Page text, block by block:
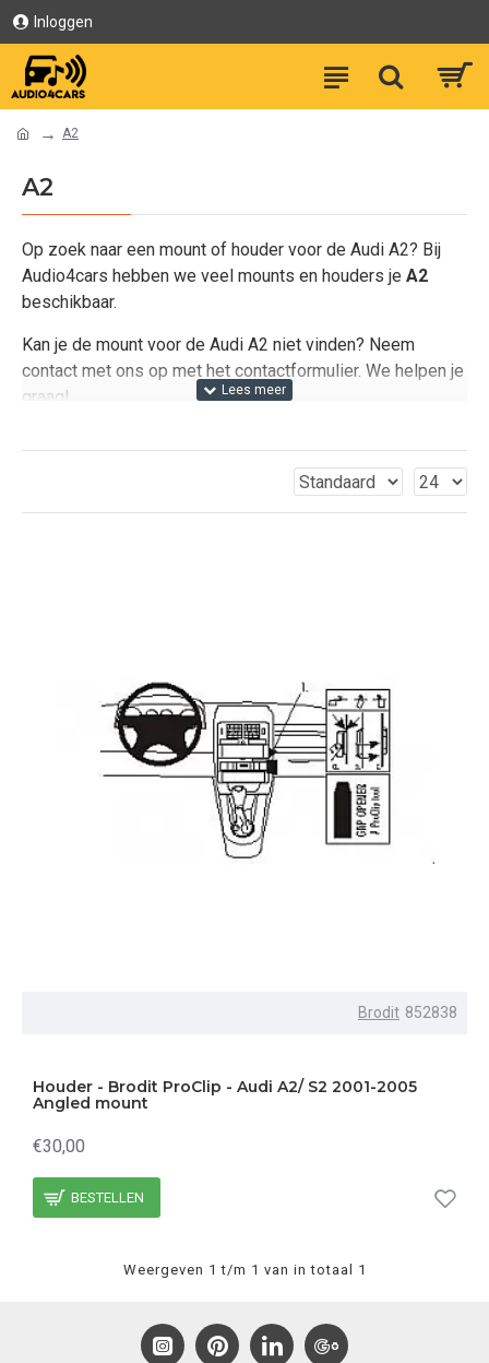
Inloggen
A2
A2
Op zoek naar een mount of houder voor de Audi A2? Bij
Audio4cars hebben we veel mounts en houders je A2
beschikbaar.
Kan je de mount voor de Audi A2 niet vinden? Neem
contact met ons op met het contactformulier. We helpen je
graag!
Brodit 852838
Houder - Brodit ProClip - Audi A2/ S2 2001-2005
Angled mount
€30,00
BESTELLEN
Weergeven 1 t/m 1 van in totaal 1